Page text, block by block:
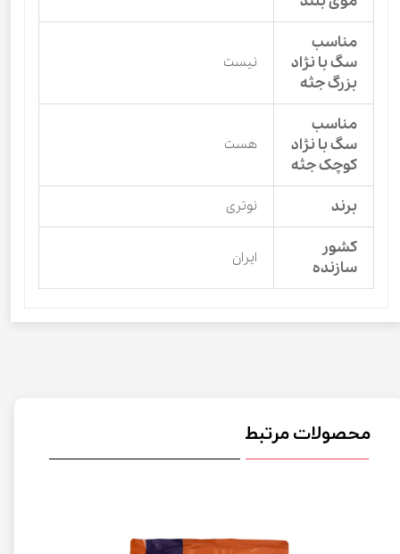
مناسب
سگ با نژاد
بزرگ جثه
نیست
مناسب
سگ با نژاد
کوچک جثه
هست
برند نوتری
کشور
سازنده
ایران
محصولات مرتبط